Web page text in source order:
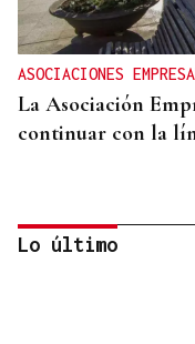
ASOCIACIONES
La Asociación
continuar con la
Lo último